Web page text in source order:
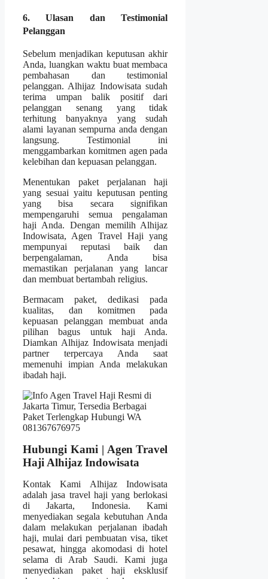
6. Ulasan dan Testimonial
Pelanggan
Sebelum menjadikan keputusan akhir
Anda, luangkan waktu buat membaca
pembahasan dan testimonial
pelanggan. Alhijaz Indowisata sudah
terima umpan balik positif dari
pelanggan senang yang tidak
terhitung banyaknya yang sudah
alami layanan sempurna anda dengan
langsung. Testimonial ini
menggambarkan komitmen agen pada
kelebihan dan kepuasan pelanggan.
Menentukan paket perjalanan haji
yang sesuai yaitu keputusan penting
yang bisa secara signifikan
mempengaruhi semua pengalaman
haji Anda. Dengan memilih Alhijaz
Indowisata, Agen Travel Haji yang
mempunyai reputasi baik dan
berpengalaman, Anda bisa
memastikan perjalanan yang lancar
dan membuat bertambah religius.
Bermacam paket, dedikasi pada
kualitas, dan komitmen pada
kepuasan pelanggan membuat anda
pilihan bagus untuk haji Anda.
Diamkan Alhijaz Indowisata menjadi
partner terpercaya Anda saat
memenuhi impian Anda melakukan
ibadah haji.
Hubungi Kami | Agen Travel
Haji Alhijaz Indowisata
Kontak Kami Alhijaz Indowisata
adalah jasa travel haji yang berlokasi
di Jakarta, Indonesia. Kami
menyediakan segala kebutuhan Anda
dalam melakukan perjalanan ibadah
haji, mulai dari pembuatan visa, tiket
pesawat, hingga akomodasi di hotel
selama di Arab Saudi. Kami juga
menyediakan paket haji eksklusif